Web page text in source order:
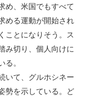
め、米国でもすべて
める運動が開始され
ことになりそう。ス
み切り、個人向けに
る。
いて、グルホシネー
勢を示している。ど